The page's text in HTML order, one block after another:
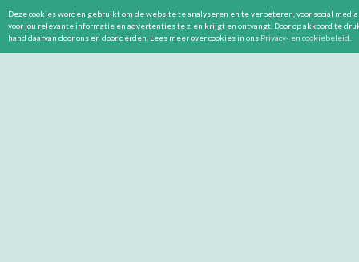
Deze cookies worden gebruikt om de website te analyseren en te verbeteren, voor social
voor jou relevante informatie en advertenties te zien krijgt en ontvangt. Door op akkoord te
hand daarvan door ons en door derden. Lees meer over cookies in ons Privacy- en cookiebeleid